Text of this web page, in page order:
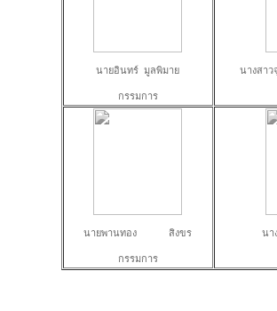
นายอินทร์ มูลพิมาย
กรรมการ
นางสา
นายพานทอง สิงขร
กรรมการ
นา